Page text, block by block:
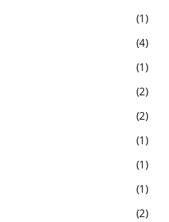
1
4
1
2
2
1
1
1
2